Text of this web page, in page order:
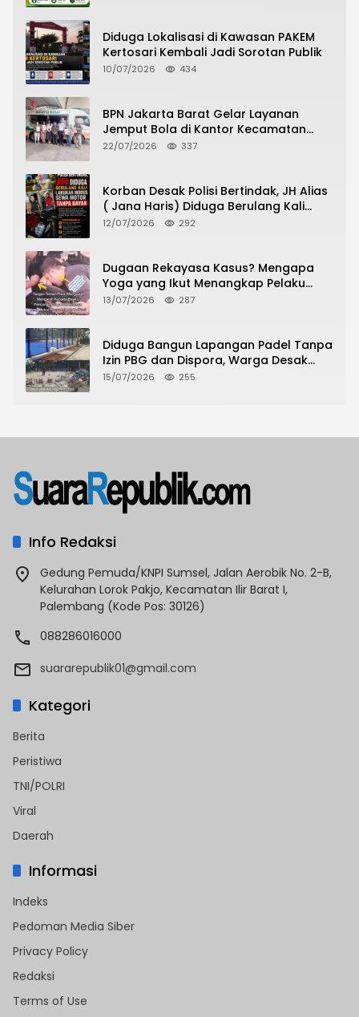
Diduga Lokalisasi di Kawasan PAKEM
Kertosari Kembali Jadi Sorotan Publik
10/07/2026 434
BPN Jakarta Barat Gelar Layanan
Jemput Bola di Kantor Kecamatan
Grogol Petamburan, Warga Antusias
22/07/2026 337
Korban Desak Polisi Bertindak, JH Alias
( Jana Haris) Diduga Berulang Kali
Lakukan Modus Sewa Motor Tanpa
12/07/2026 292
Dugaan Rekayasa Kasus? Mengapa
Yoga yang Ikut Menangkap Pelaku
Pencurian Toko Ponsel di Pancur Batu
13/07/2026 287
Diduga Bangun Lapangan Padel Tanpa
Izin PBG dan Dispora, Warga Desak
CKTRP dan Dispora Jakarta Barat
15/07/2026 255
Info Redaksi
Gedung Pemuda/KNPI Sumsel, Jalan Aerobik No. 2-B,
Kelurahan Lorok Pakjo, Kecamatan Ilir Barat I,
Palembang (Kode Pos: 30126)
088286016000
suararepublik01@gmail.com
Kategori
Berita
Peristiwa
TNI/POLRI
Viral
Daerah
Informasi
Indeks
Pedoman Media Siber
Privacy Policy
Redaksi
Terms of Use